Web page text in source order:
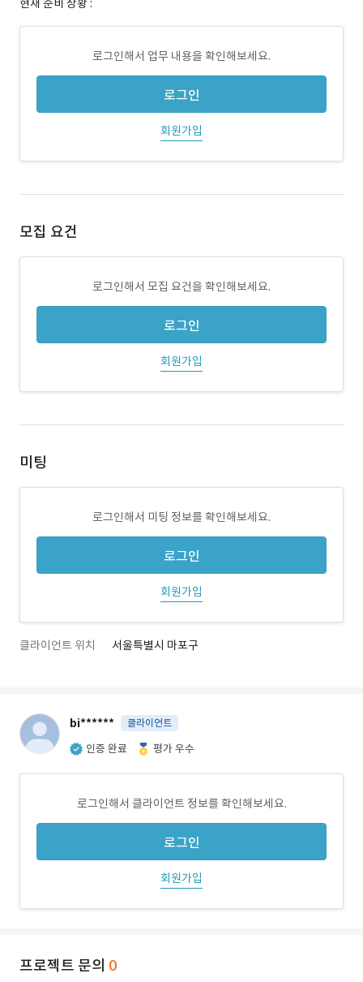
현재 준비 상황 :
로그인해서 업무 내용을 확인해보세요.
로그인
회원가입
모집 요건
로그인해서 모집 요건을 확인해보세요.
로그인
회원가입
미팅
로그인해서 미팅 정보를 확인해보세요.
로그인
회원가입
클라이언트 위치 서울특별시 마포구
bi****** 클라이언트
인증 완료 평가 우수
로그인해서 클라이언트 정보를 확인해보세요.
로그인
회원가입
프로젝트 문의 0